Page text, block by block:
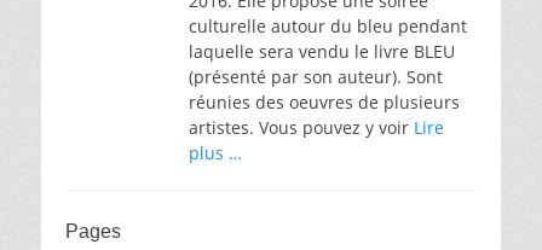
culturelle autour du bleu pendant
laquelle sera vendu le livre BLEU
(présenté par son auteur). Sont
réunies des oeuvres de plusieurs
artistes. Vous pouvez y voir Lire
plus …
Pages